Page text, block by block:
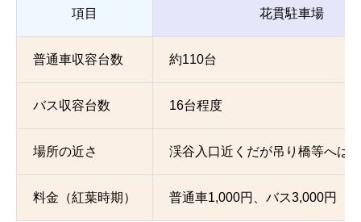
項目 花貫駐車場
普通車収容台数 約110台
バス収容台数 16台程度
場所の近さ 渓谷入口近くだが吊り橋等へは
料金（紅葉時期） 普通車1,000円、バス3,000円